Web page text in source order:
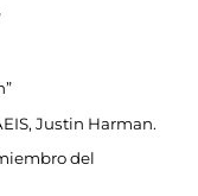
Justin Harman.
del